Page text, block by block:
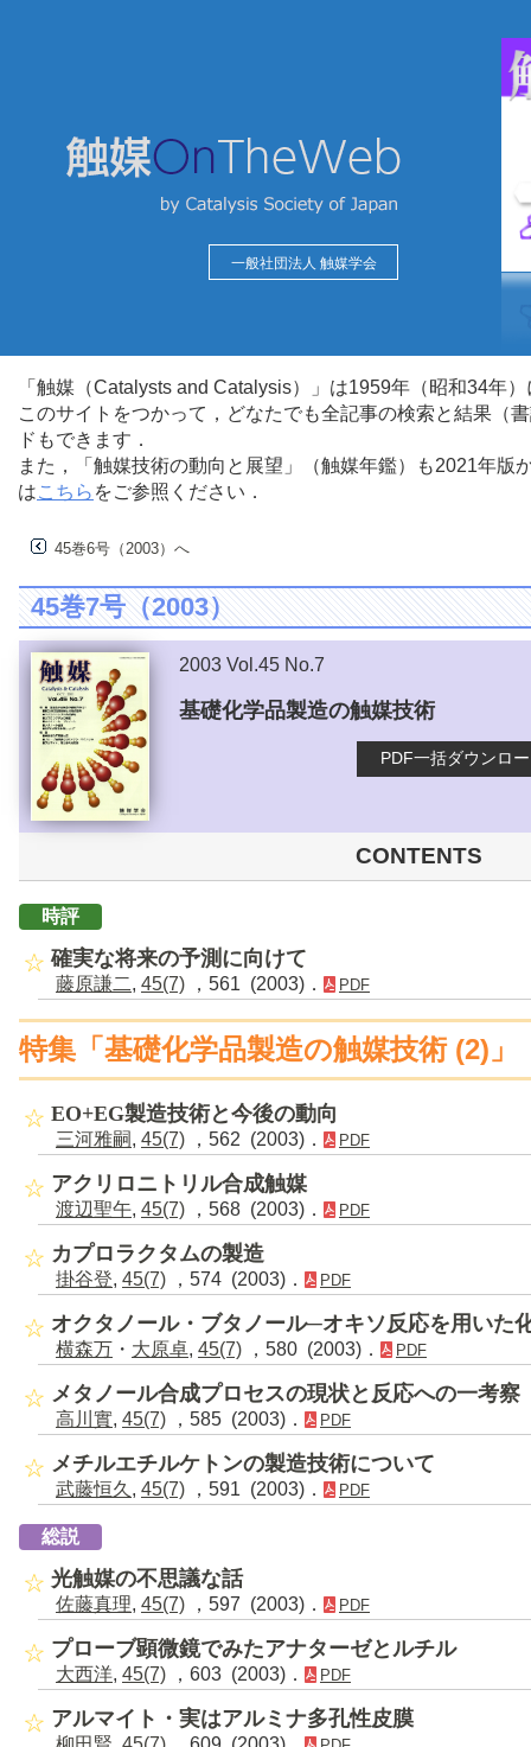
一般社団法人 触媒学会
「触媒（Catalysts and Catalysis）」は1959年（昭和34年
このサイトをつかって，どなたでも全記事の検索と結果（
ドもできます．
また，「触媒技術の動向と展望」（触媒年鑑）も2021年
はこちら をご参照ください．
45巻6号（2003）へ
45巻7号（2003）
2003 Vol.45 No.7
基礎化学品製造の触媒技術
PDF一括ダウンロ
CONTENTS
時評
確実な将来の予測に向けて
藤原謙二, 45(7) ，561 (2003)． PDF
特集「基礎化学品製造の触媒技術 (2)」
EO+EG製造技術と今後の動向
三河雅嗣, 45(7) ，562 (2003)． PDF
アクリロニトリル合成触媒
渡辺聖午, 45(7) ，568 (2003)． PDF
カプロラクタムの製造
掛谷登, 45(7) ，574 (2003)． PDF
オクタノール・ブタノール─オキソ反応を用いた
横森万 ・ 大原卓, 45(7) ，580 (2003)． PDF
メタノール合成プロセスの現状と反応への一考察
高川實, 45(7) ，585 (2003)． PDF
メチルエチルケトンの製造技術について
武藤恒久 , 45(7) ，591 (2003)． PDF
総説
光触媒の不思議な話
佐藤真理, 45(7) ，597 (2003)． PDF
プローブ顕微鏡でみたアナターゼとルチル
大西洋, 45(7) ，603 (2003)． PDF
アルマイト・実はアルミナ多孔性皮膜